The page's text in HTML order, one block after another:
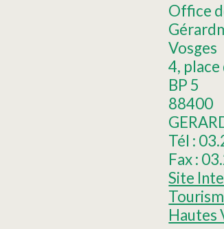
Office
Vosges
4,
BP 5
88400
Tél :
Fax :
Site
Hautes